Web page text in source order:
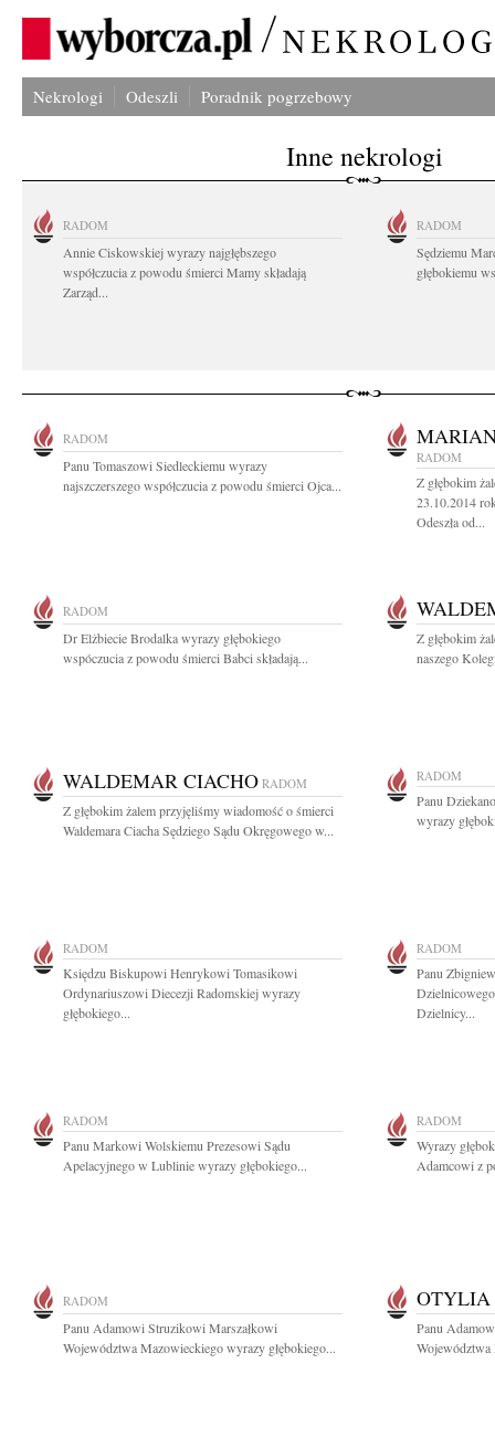
Nekrologi Odeszli Poradnik pogrzebowy
Inne nekrologi
RADOM
Annie Ciskowskiej wyrazy najgłębszego
współczucia z powodu śmierci Mamy składają
Zarząd...
RADOM
Sędziemu
głębokiemu
RADOM
Panu Tomaszowi Siedleckiemu wyrazy
najszczerszego współczucia z powodu śmierci Ojca...
RADOM
Z głębokim
23.10.2014
Odeszła od...
RADOM
Dr Elżbiecie Brodalka wyrazy głębokiego
wspóczucia z powodu śmierci Babci składają...
Z głębokim
naszego
WALDEMAR CIACHO RADOM
Z głębokim żalem przyjęliśmy wiadomość o śmierci
Waldemara Ciacha Sędziego Sądu Okręgowego w...
RADOM
Panu
wyrazy
RADOM
Księdzu Biskupowi Henrykowi Tomasikowi
Ordynariuszowi Diecezji Radomskiej wyrazy
głębokiego...
RADOM
Panu
Dzielnicy...
RADOM
Panu Markowi Wolskiemu Prezesowi Sądu
Apelacyjnego w Lublinie wyrazy głębokiego...
RADOM
Wyrazy
Adamcowi z
RADOM
Panu Adamowi Struzikowi Marszałkowi
Województwa Mazowieckiego wyrazy głębokiego...
OTYLIA
Panu
Województwa